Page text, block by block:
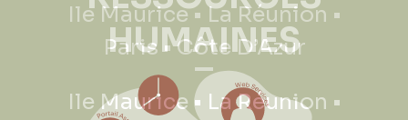
Ile Maurice • La Réunion •
Paris • Côte D’Azur